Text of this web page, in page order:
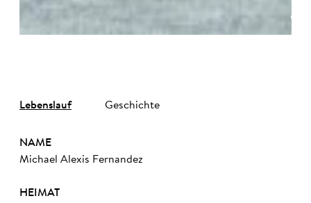
©
Lebenslauf Geschichte
NAME
Michael Alexis Fernandez
HEIMAT